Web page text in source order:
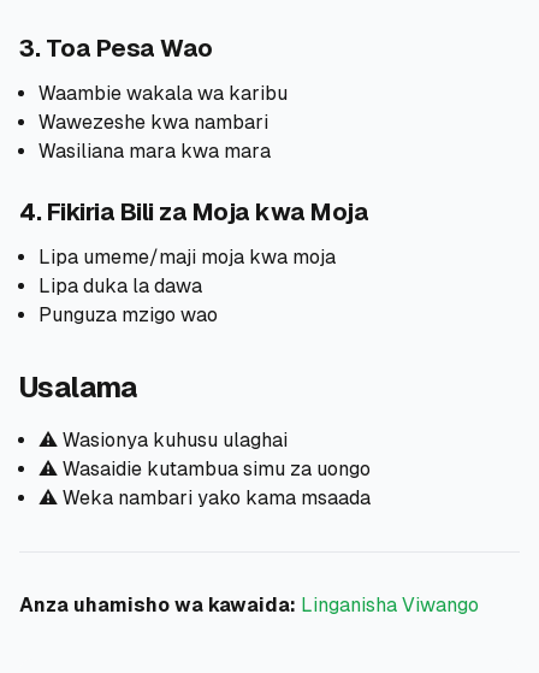
3. Toa Pesa Wao
Waambie wakala wa karibu
Wawezeshe kwa nambari
Wasiliana mara kwa mara
4. Fikiria Bili za Moja kwa Moja
Lipa umeme/maji moja kwa moja
Lipa duka la dawa
Punguza mzigo wao
Usalama
⚠️ Wasionya kuhusu ulaghai
⚠️ Wasaidie kutambua simu za uongo
⚠️ Weka nambari yako kama msaada
Anza uhamisho wa kawaida: Linganisha Viwango